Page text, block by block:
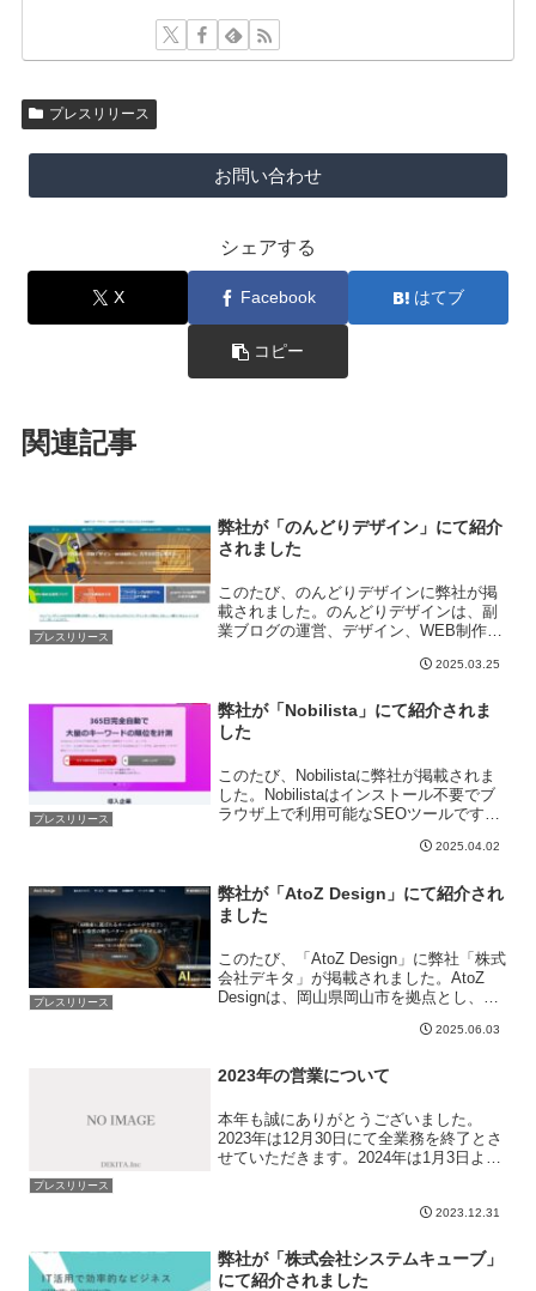
プレスリリース
お問い合わせ
シェアする
X Facebook はてブ
コピー
関連記事
プレスリリース
弊社が「のんどりデザイン」にて紹介
されました
このたび、のんどりデザインに弊社が掲
載されました。のんどりデザインは、副
業ブログの運営、デザイン、WEB制作に
ブログの始め方や収益化の方法、
用法、ブログ記...
2025.03.25
プレスリリース
弊社が「Nobilista」にて紹介されま
した
このたび、Nobilistaに弊社が掲載されま
した。​Nobilistaはインストール不要でブ
ラウザ上で利用可能なSEOツールです。
測し保存してくれます。​これにより手間
2025.04.02
プレスリリース
弊社が「AtoZ Design」にて紹介され
ました
このたび、「AtoZ Design」に弊社「株式
会社デキタ」が掲載されました。AtoZ
Designは、岡山県岡山市を拠点とし、中
するWeb制作サービスを提供していま
2025.06.03
プレスリリース
2023年の営業について
本年も誠にありがとうございました。
2023年は12月30日にて全業務を終了とさ
せていただきます。2024年は1月3日より
2023.12.31
弊社が「株式会社システムキューブ」
にて紹介されました